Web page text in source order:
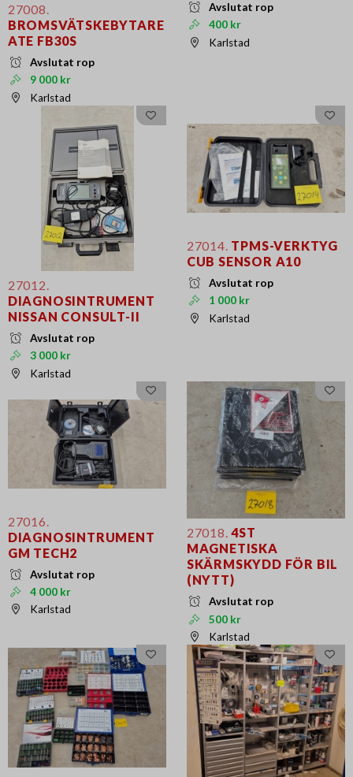
27008.
BROMSVÄTSKEBYTARE
ATE FB30S
Avslutat rop
9 000 kr
Karlstad
Avslutat rop
400 kr
Karlstad
27012.
DIAGNOSINTRUMENT
NISSAN CONSULT-II
Avslutat rop
3 000 kr
Karlstad
27014. TPMS-VERKTYG
CUB SENSOR A10
Avslutat rop
1 000 kr
Karlstad
27016.
DIAGNOSINTRUMENT
GM TECH2
Avslutat rop
4 000 kr
Karlstad
27018. 4ST
MAGNETISKA
SKÄRMSKYDD FÖR BIL
(NYTT)
Avslutat rop
500 kr
Karlstad